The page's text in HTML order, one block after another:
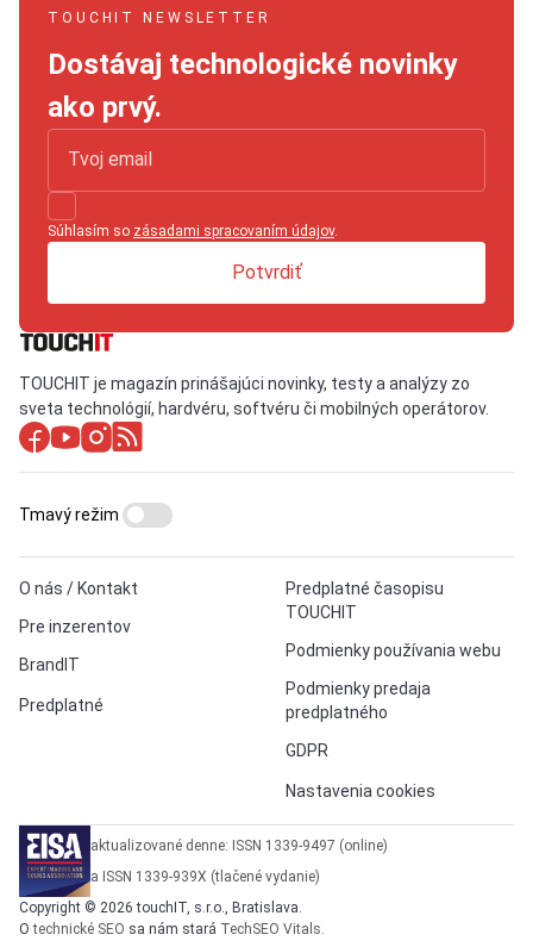
TOUCHIT NEWSLETTER
Dostávaj technologické novinky
ako prvý.
Súhlasím so zásadami spracovaním údajov.
Potvrdiť
TOUCHIT je magazín prinášajúci novinky, testy a analýzy zo
sveta technológií, hardvéru, softvéru či mobilných operátorov.
O nás / Kontakt
Pre inzerentov
BrandIT
Predplatné
Predplatné časopisu
TOUCHIT
Podmienky používania webu
Podmienky predaja
predplatného
GDPR
Nastavenia cookies
Tmavý režim
aktualizované denne: ISSN 1339-9497 (online)
a ISSN 1339-939X (tlačené vydanie)
Copyright © 2026 touchIT, s.r.o., Bratislava.
Otechnické SEO sa nám stará TechSEO Vitals.